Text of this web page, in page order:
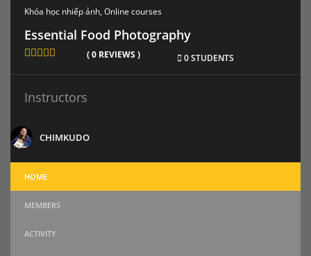
Khóa học nhiếp ảnh, Online courses
Essential Food Photography
( 0 REVIEWS ) 0 STUDENTS
Instructors
CHIMKUDO
HOME
MEMBERS
ACTIVITY